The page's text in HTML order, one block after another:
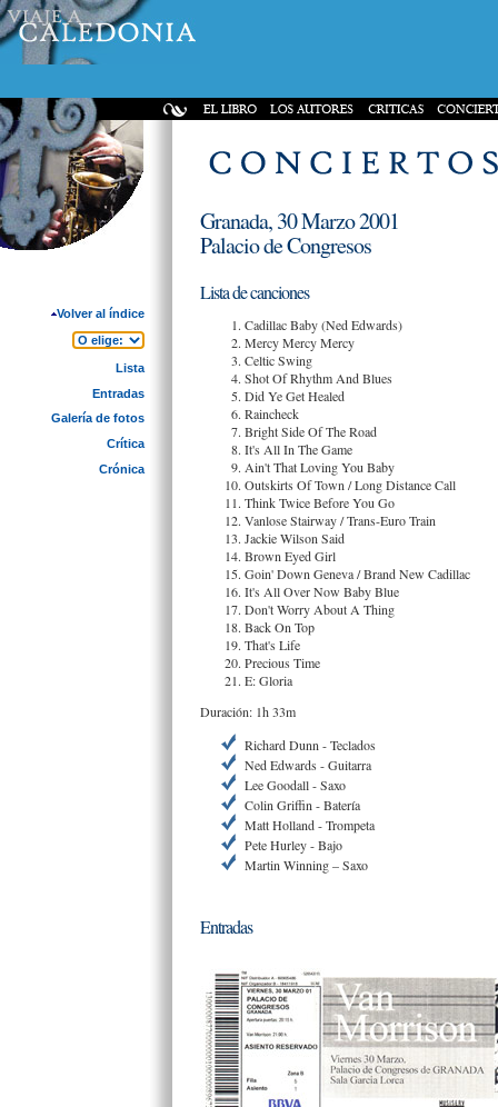
Volver al índice
Lista
Entradas
Galería de fotos
Crítica
Crónica
Granada, 30 Marzo 2001
Palacio de Congresos
Lista de canciones
Cadillac Baby (Ned Edwards)
Mercy Mercy Mercy
Celtic Swing
Shot Of Rhythm And Blues
Did Ye Get Healed
Raincheck
Bright Side Of The Road
It's All In The Game
Ain't That Loving You Baby
Outskirts Of Town / Long Distance Call
Think Twice Before You Go
Vanlose Stairway / Trans-Euro Train
Jackie Wilson Said
Brown Eyed Girl
Goin' Down Geneva / Brand New Cadillac
It's All Over Now Baby Blue
Don't Worry About A Thing
Back On Top
That's Life
Precious Time
E: Gloria
Duración: 1h 33m
Richard Dunn - Teclados
Ned Edwards - Guitarra
Lee Goodall - Saxo
Colin Griffin - Batería
Matt Holland - Trompeta
Pete Hurley - Bajo
Martin Winning – Saxo
Entradas